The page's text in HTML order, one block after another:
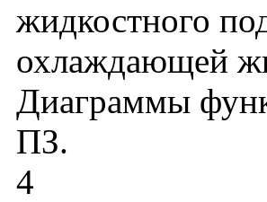
жидкостного
охлаждающей
Диаграммы
ПЗ.
4